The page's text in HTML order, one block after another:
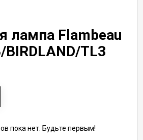
лампа Flambeau
BIRDLAND/TL3
пока нет. Будьте первым!